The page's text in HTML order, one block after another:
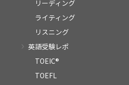
リーディング
ライティング
リスニング
英語受験レポ
TOEIC®
TOEFL